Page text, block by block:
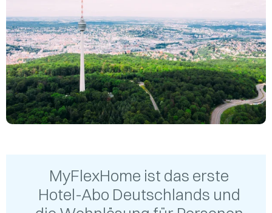
MyFlexHome ist das erste
Hotel-Abo Deutschlands und